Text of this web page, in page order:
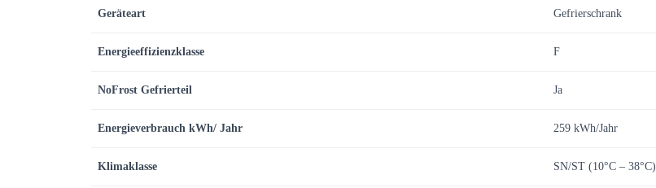
Geräteart Gefrierschrank
Energieeffizienzklasse F
NoFrost Gefrierteil Ja
Energieverbrauch kWh/ Jahr 259 kWh/Jahr
Klimaklasse SN/ST (10°C – 38°C)